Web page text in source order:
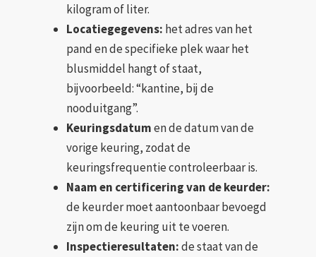
kilogram of liter.
Locatiegegevens: het adres van het
pand en de specifieke plek waar het
blusmiddel hangt of staat,
bijvoorbeeld: “kantine, bij de
nooduitgang”.
Keuringsdatumen de datum van de
vorige keuring, zodat de
keuringsfrequentie controleerbaar is.
Naam en certificering van de keurder:
de keurder moet aantoonbaar bevoegd
zijn om de keuring uit te voeren.
Inspectieresultaten:de staat van de